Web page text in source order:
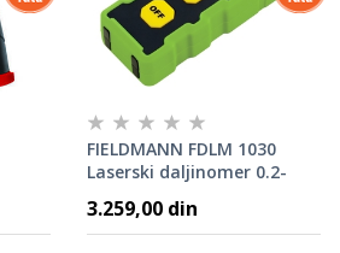
FIELDMANN FDLM 1030
Laserski daljinomer 0.2-
3.259,00 din